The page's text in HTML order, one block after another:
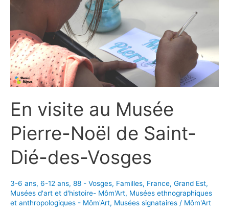
En visite au Musée
Pierre-Noël de Saint-
Dié-des-Vosges
3-6 ans, 6-12 ans, 88 - Vosges, Familles, France, Grand Est,
Musées d'art et d'histoire- Môm'Art, Musées ethnographiques
et anthropologiques - Môm'Art, Musées signataires / Môm'Art